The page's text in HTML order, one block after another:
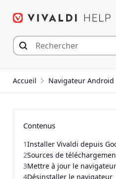
Accueil Navigateur Android
Contenus
1Installer Vivaldi depuis
2Sources de
3Mettre à jour le
4Désinstaller le navigateur